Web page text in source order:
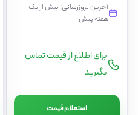
آخرین بروزرسانی: بیش از یک
هفته پیش
برای اطلاع از قیمت تماس
بگیرید
استعلام قیمت